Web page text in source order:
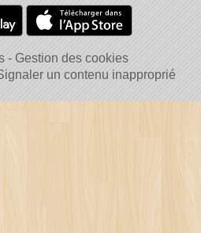
Gestion des cookies
un contenu inapproprié